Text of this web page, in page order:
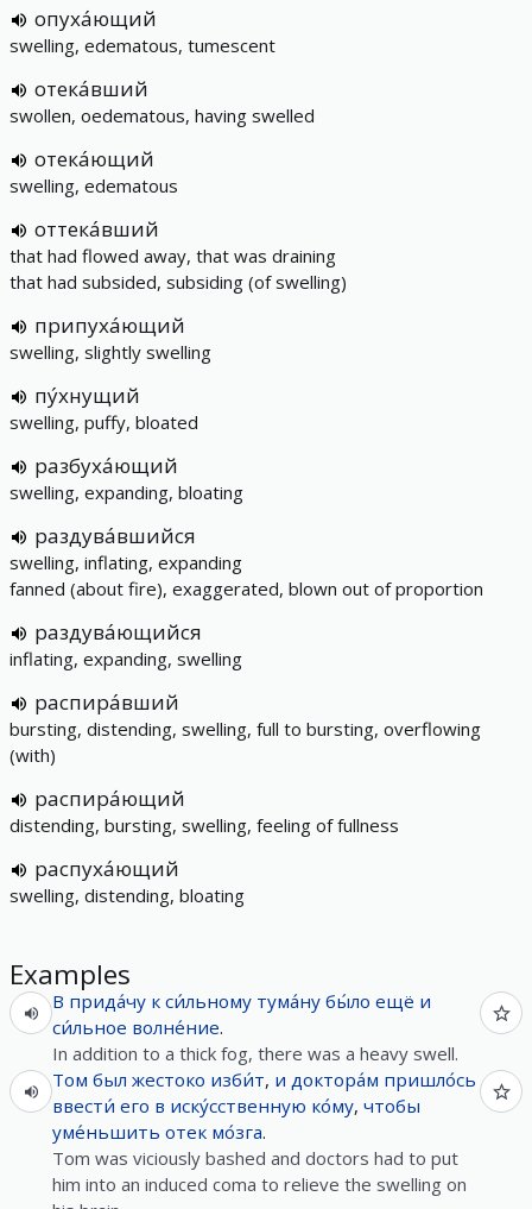
опуха́ющий
swelling, edematous, tumescent
отека́вший
swollen, oedematous, having swelled
отека́ющий
swelling, edematous
оттека́вший
that had flowed away, that was draining
that had subsided, subsiding (of swelling)
припуха́ющий
swelling, slightly swelling
пу́хнущий
swelling, puffy, bloated
разбуха́ющий
swelling, expanding, bloating
раздува́вшийся
swelling, inflating, expanding
fanned (about fire), exaggerated, blown out of proportion
раздува́ющийся
inflating, expanding, swelling
распира́вший
bursting, distending, swelling, full to bursting, overflowing
(with)
распира́ющий
distending, bursting, swelling, feeling of fullness
распуха́ющий
swelling, distending, bloating
Examples
В прида́чу к си́льному тума́ну бы́ло ещё и
си́льное волне́ние.
In addition to a thick fog, there was a heavy swell.
Том был жестоко изби́т, и доктора́м пришло́сь
ввести́ его в иску́сственную ко́му, чтобы
уме́ньшить отек мо́зга.
Tom was viciously bashed and doctors had to put
him into an induced coma to relieve the swelling on